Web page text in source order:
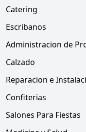
Catering
Escribanos
Administracion de
Calzado
Reparacion e
Confiterias
Salones Para Fiestas